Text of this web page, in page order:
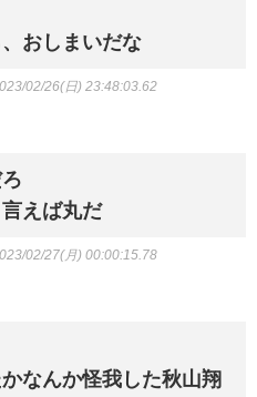
おしまいだな
02/26(日) 23:48:03.62
えば丸だ
02/27(月) 00:00:15.78
なんか怪我した秋山翔